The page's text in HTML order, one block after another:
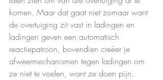
komen. Maar dat gaat niet zomaar want
de overtuiging zit vast in ladingen en
ladingen geven een automatisch
reactiepatroon, bovendien creëer je
afweermechanismen tegen ladingen om
ze niet te voelen, want ze doen pijn.